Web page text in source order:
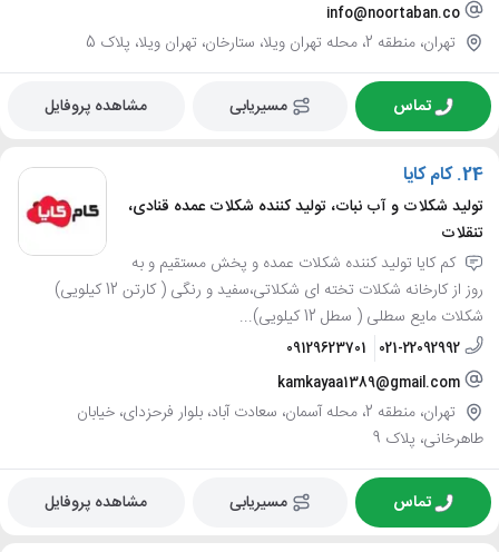
info@noortaban.co
تهران، منطقه 2، محله تهران ویلا، ستارخان، تهران ویلا، پلاک 5
تماس مسیریابی مشاهده پروفایل
24. کام کایا
تولید شکلات و آب نبات، تولید کننده شکلات عمده قنادی،
تنقلات
کم کایا تولید کننده شکلات عمده و پخش مستقیم و به
روز از کارخانه شکلات تخته ای شکلاتی،سفید و رنگی ( کارتن 12 کیلویی)
شکلات مایع سطلی ( سطل 12 کیلویی)...
021-22092992
09129623701
kamkayaa1389@gmail.com
تهران، منطقه 2، محله آسمان، سعادت آباد، بلوار فرحزدای، خیابان
طاهرخانی، پلاک 9
تماس مسیریابی مشاهده پروفایل